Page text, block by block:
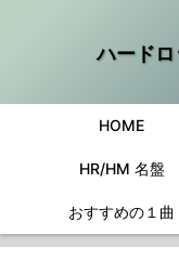
ハード
HOME
HR/HM 名盤
おすすめの１曲